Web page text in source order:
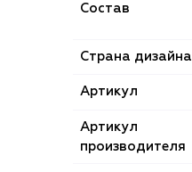
Состав
Страна дизайна
Артикул
Артикул
производителя